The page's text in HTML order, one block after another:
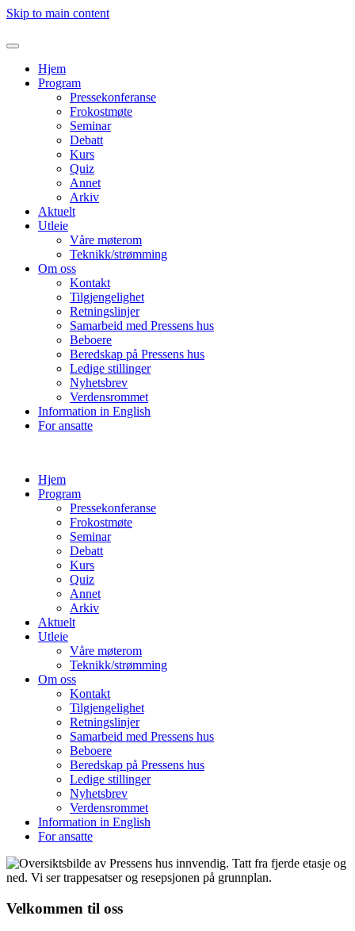
Skip to main content
Hjem
Program
Pressekonferanse
Frokostmøte
Seminar
Debatt
Kurs
Quiz
Annet
Arkiv
Aktuelt
Utleie
Våre møterom
Teknikk/strømming
Om oss
Kontakt
Tilgjengelighet
Retningslinjer
Samarbeid med Pressens hus
Beboere
Beredskap på Pressens hus
Ledige stillinger
Nyhetsbrev
Verdensrommet
Information in English
For ansatte
Hjem
Program
Pressekonferanse
Frokostmøte
Seminar
Debatt
Kurs
Quiz
Annet
Arkiv
Aktuelt
Utleie
Våre møterom
Teknikk/strømming
Om oss
Kontakt
Tilgjengelighet
Retningslinjer
Samarbeid med Pressens hus
Beboere
Beredskap på Pressens hus
Ledige stillinger
Nyhetsbrev
Verdensrommet
Information in English
For ansatte
Velkommen til oss